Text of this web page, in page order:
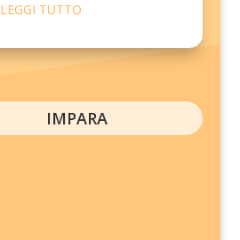
LEGGI TUTTO
IMPARA